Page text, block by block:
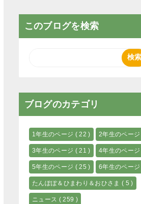
このブログを検索
ブログのカテゴリ
1年生のページ ( 22 ) 2年生のページ
3年生のページ ( 21 ) 4年生のページ
5年生のページ ( 25 ) 6年生のページ
たんぽぽ＆ひまわり＆おひさま( 5 )
ニュース ( 259 )